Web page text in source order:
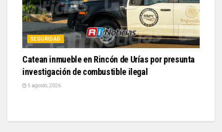
SEGURIDAD
Catean inmueble en Rincón de Urías por presunta
investigación de combustible ilegal
5 agosto, 2026